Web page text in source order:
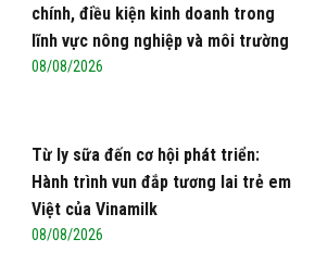
chính, điều kiện kinh doanh trong
lĩnh vực nông nghiệp và môi trường
08/08/2026
Từ ly sữa đến cơ hội phát triển:
Hành trình vun đắp tương lai trẻ em
Việt của Vinamilk
08/08/2026